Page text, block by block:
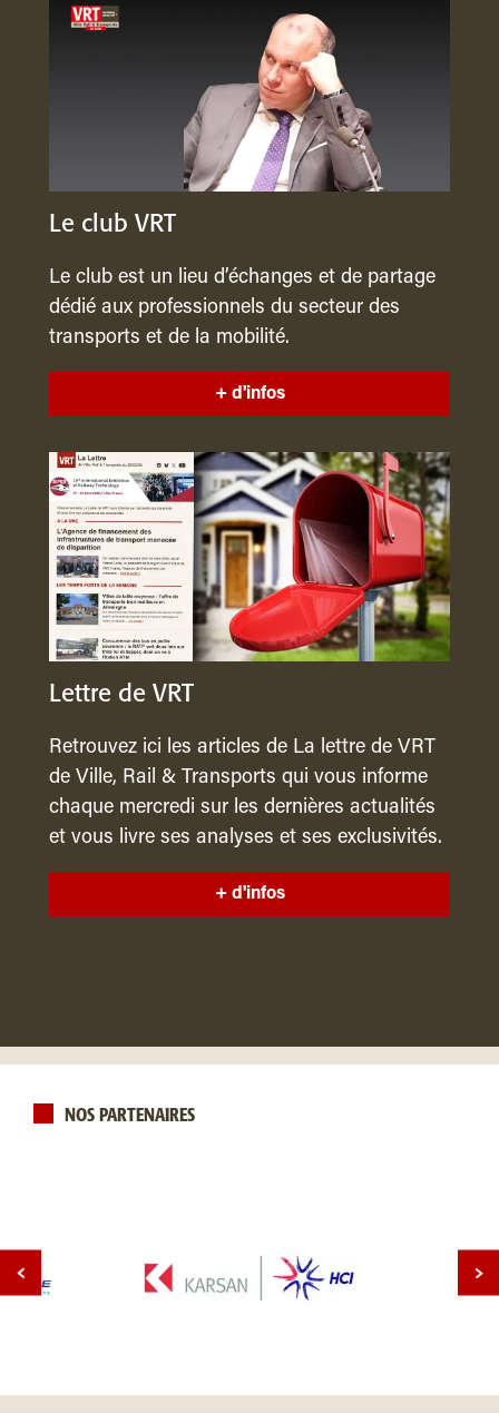
Le club VRT
Le club est un lieu d’échanges et de partage
dédié aux professionnels du secteur des
transports et de la mobilité.
+ d'infos
Lettre de VRT
Retrouvez ici les articles de La lettre de VRT
de Ville, Rail & Transports qui vous informe
chaque mercredi sur les dernières actualités
et vous livre ses analyses et ses exclusivités.
+ d'infos
NOS PARTENAIRES